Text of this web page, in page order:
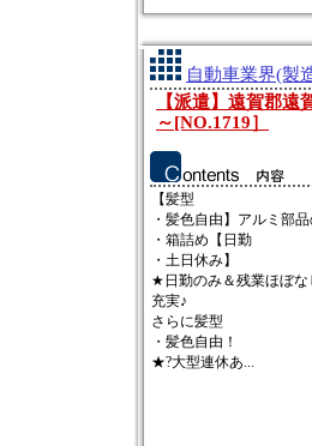
自動車業界(製
【派遣】遠賀郡
～[NO.1719］
【髪型
・髪色自由】アルミ部
・箱詰め【日勤
・土日休み】
★日勤のみ＆残業ほぼな
充実♪
さらに髪型
・髪色自由！
★?大型連休あ...